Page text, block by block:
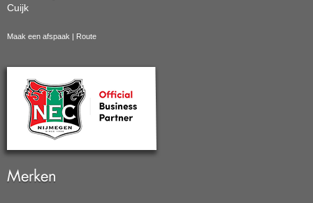
Cuijk
Maak een afspaak | Route
Merken